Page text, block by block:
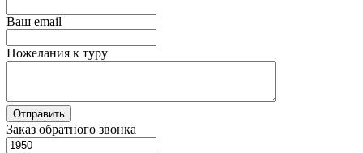
Ваш email
Пожелания к туру
Заказ обратного звонка